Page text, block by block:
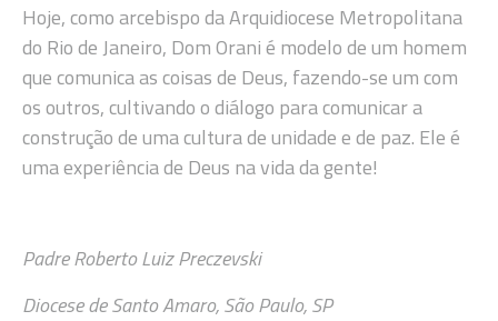
Hoje, como arcebispo da Arquidiocese Metropolitana
do Rio de Janeiro, Dom Orani é modelo de um homem
que comunica as coisas de Deus, fazendo-se um com
os outros, cultivando o diálogo para comunicar a
construção de uma cultura de unidade e de paz. Ele é
uma experiência de Deus na vida da gente!
Padre Roberto Luiz Preczevski
Diocese de Santo Amaro, São Paulo, SP